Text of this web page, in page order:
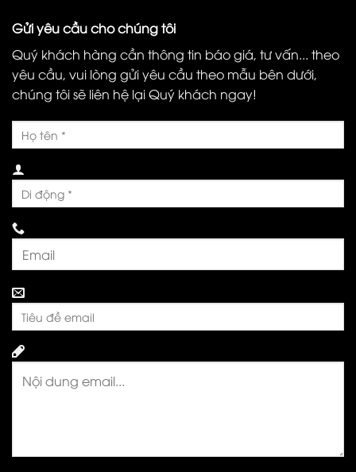
Gửi yêu cầu cho chúng tôi
Quý khách hàng cần thông tin báo giá, tư vấn... theo
yêu cầu, vui lòng gửi yêu cầu theo mẫu bên dưới,
chúng tôi sẽ liên hệ lại Quý khách ngay!